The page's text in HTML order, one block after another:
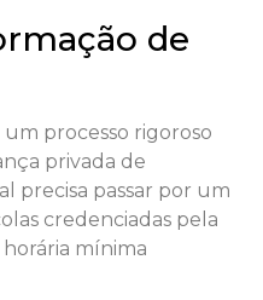
de
processo rigoroso
privada de
precisa passar por um
credenciadas pela
mínima